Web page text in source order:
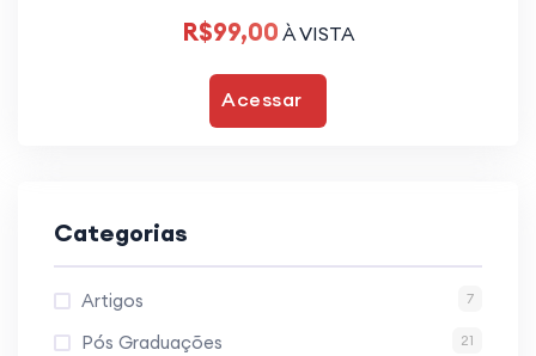
Categorias
Artigos 7
Pós Graduações 21
R$99,00 À VISTA
Acessar